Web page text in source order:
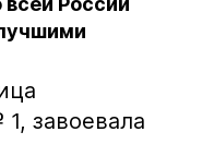
завоевала